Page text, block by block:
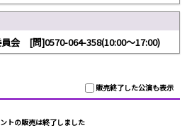
会 [問]0570-064-358(10:00～17:00)
販売終了した公演も表示
トの販売は終了しました